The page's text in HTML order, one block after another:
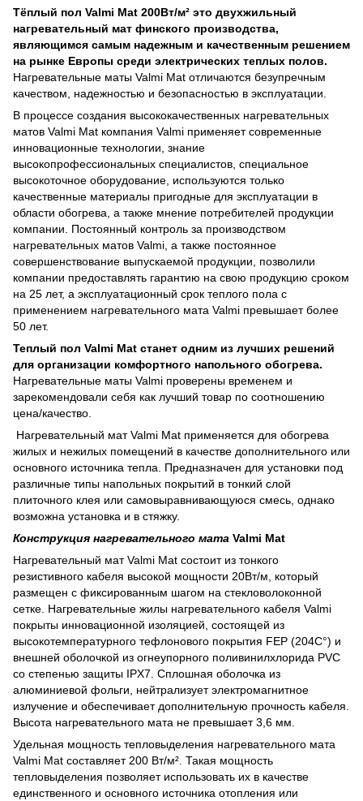
Тёплый пол Valmi Mat 200Вт/м² это двухжильный
нагревательный мат финского производства,
являющимся самым надежным и качественным решением
на рынке Европы среди электрических теплых полов.
Нагревательные маты Valmi Mat отличаются безупречным
качеством, надежностью и безопасностью в эксплуатации.
В процессе создания высококачественных нагревательных
матов Valmi Mat компания Valmi применяет современные
инновационные технологии, знание
высокопрофессиональных специалистов, специальное
высокоточное оборудование, используются только
качественные материалы пригодные для эксплуатации в
области обогрева, а также мнение потребителей продукции
компании. Постоянный контроль за производством
нагревательных матов Valmi, а также постоянное
совершенствование выпускаемой продукции, позволили
компании предоставлять гарантию на свою продукцию сроком
на 25 лет, а эксплуатационный срок теплого пола с
применением нагревательного мата Valmi превышает более
50 лет.
Теплый пол Valmi Mat станет одним из лучших решений
для организации комфортного напольного обогрева.
Нагревательные маты Valmi проверены временем и
зарекомендовали себя как лучший товар по соотношению
цена/качество.
Нагревательный мат Valmi Mat применяется для обогрева
жилых и нежилых помещений в качестве дополнительного или
основного источника тепла. Предназначен для установки под
различные типы напольных покрытий в тонкий слой
плиточного клея или самовыравнивающуюся смесь, однако
возможна установка и в стяжку.
Конструкция нагревательного мата Valmi Mat
Нагревательный мат Valmi Mat состоит из тонкого
резистивного кабеля высокой мощности 20Вт/м, который
размещен с фиксированным шагом на стекловолоконной
сетке. Нагревательные жилы нагревательного кабеля Valmi
покрыты инновационной изоляцией, состоящей из
высокотемпературного тефлонового покрытия FEP (204C°) и
внешней оболочкой из огнеупорного поливинилхлорида PVC
со степенью защиты IPX7. Сплошная оболочка из
алюминиевой фольги, нейтрализует электромагнитное
излучение и обеспечивает дополнительную прочность кабеля.
Высота нагревательного мата не превышает 3,6 мм.
Удельная мощность тепловыделения нагревательного мата
Valmi Mat составляет 200 Вт/м². Такая мощность
тепловыделения позволяет использовать их в качестве
единственного и основного источника отопления или